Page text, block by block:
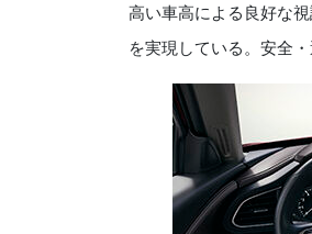
高い車高による良好な
を実現している。安全